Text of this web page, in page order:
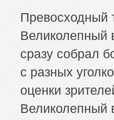
Превосходный
Великолепный
сразу собрал
с разных
оценки
Великолепный